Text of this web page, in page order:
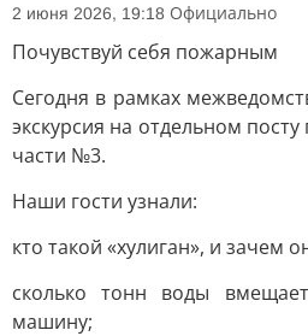
2 июня 2026, 19:18 Официально
Почувствуй себя пожарным
Сегодня в рамках
экскурсия на отдельном
части №3.
Наши гости узнали:
кто такой «хулиган», и зачем
сколько тонн воды
машину;